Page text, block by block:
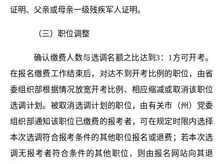
证明、父亲或母亲一级残疾军人证明。
（三）职位调整
确认缴费人数与选调名额之比达到3：1方可开考。
在报名缴费工作结束后，对达不到开考比例的职位，由省
委组织部根据情况放宽开考比例、相应缩减或取消该职位
选调计划。被取消选调计划的职位，由有关市（州）党委
组织部通知该职位已缴费的报考者，可在规定时限内选择
本次选调符合报考条件的其他职位报名或退费；若本次选
调无报考者符合条件的其他职位，则由报名网站向其退